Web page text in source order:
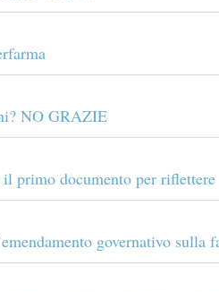
NO GRAZIE
primo documento per riflettere
governativo sulla